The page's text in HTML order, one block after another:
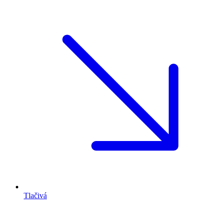
Tlačivá